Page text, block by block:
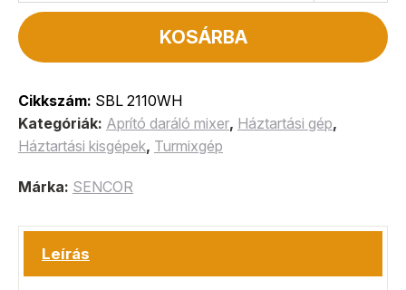
KOSÁRBA
Cikkszám: SBL 2110WH
Kategóriák: Aprító daráló mixer, Háztartási gép,
Háztartási kisgépek, Turmixgép
Márka: SENCOR
Leírás